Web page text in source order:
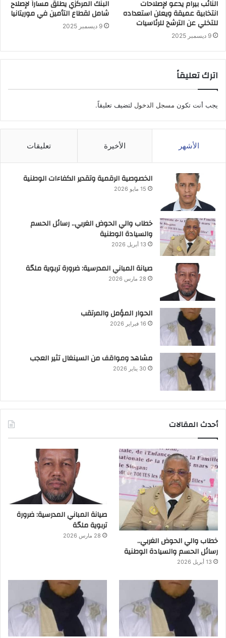
النائب بيرام يدعو لإصلاحات
انتخابية عميقة ويعلن استعداده
للتخلي عن الترشح للرئاسيات
9 ديسمبر 2025
البنك المركزي يطلق مساراً لإصلاح
شامل لقطاع التأمين في موريتانيا
9 ديسمبر 2025
اترك تعليقاً
يجب أنت تكون مسجل الدخول لتضيف تعليقاً.
الأشهر الأخيرة تعليقات
الخصوصية الرقمية وتقدير الكفاءات الوطنية
15 مايو 2026
خطاب والي الحوض الغربي.. رسائل الحسم
والسيادة الوطنية
13 أبريل 2026
صيانة المباني المدرسية: ضرورة تربوية ملحّة
28 مارس 2026
الحوار المؤمل والمرتقب
16 فبراير 2026
مشاهد ومواقف من السينغال تثير العجب
30 يناير 2026
أحدث المقالات
خطاب والي الحوض الغربي..
رسائل الحسم والسيادة الوطنية
13 أبريل 2026
صيانة المباني المدرسية: ضرورة
تربوية ملحّة
28 مارس 2026